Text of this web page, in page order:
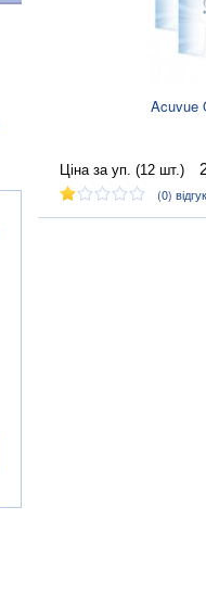
Acuvue
Ціна за уп. (12 шт.)
(0)